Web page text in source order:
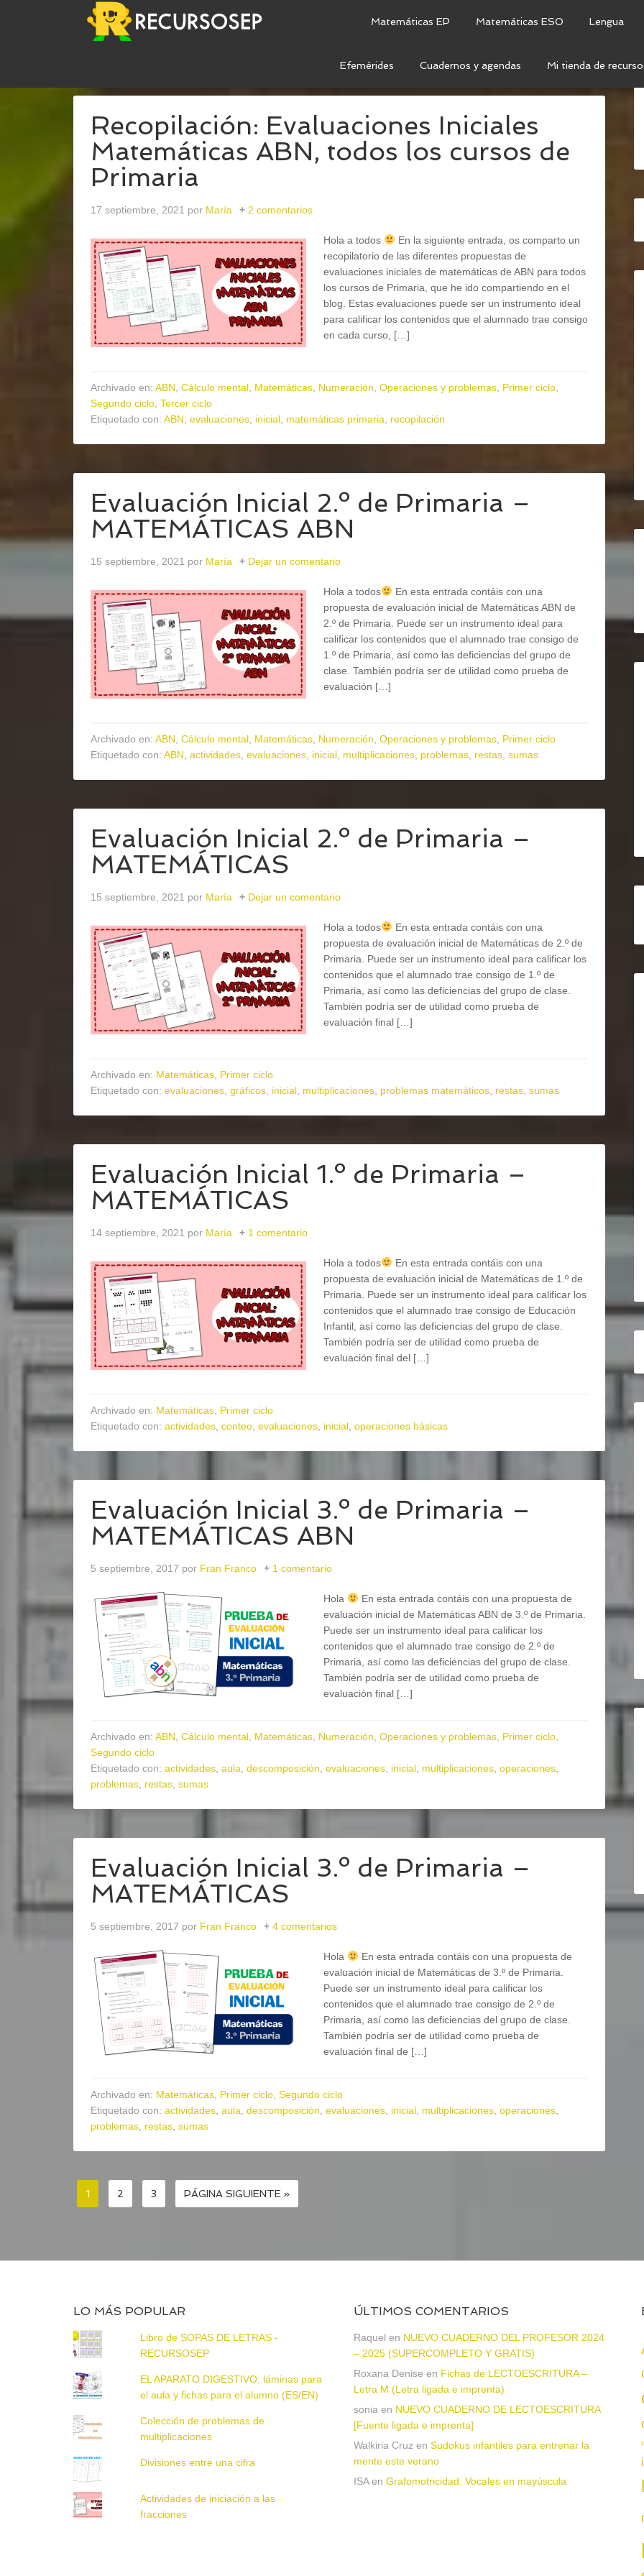
Matemáticas EP Matemáticas ESO Lengua
Efemérides Cuadernos y agendas Mi tienda de
Recopilación: Evaluaciones Iniciales
Matemáticas ABN, todos los cursos de
Primaria
17 septiembre, 2021 por María 2 comentarios
Hola a todos
En la siguiente entrada, os comparto un
recopilatorio de las diferentes propuestas de
evaluaciones iniciales de matemáticas de ABN para todos
los cursos de Primaria, que he ido compartiendo en el
blog. Estas evaluaciones puede ser un instrumento ideal
para calificar los contenidos que el alumnado trae consigo
en cada curso, […]
Archivado en: ABN Cálculo mental Matemáticas Numeración Operaciones y problemas Primer ciclo
Segundo ciclo Tercer ciclo
Etiquetado con: ABN evaluaciones inicial matemáticas primaria recopilación
Evaluación Inicial 2.º de Primaria –
MATEMÁTICAS ABN
15 septiembre, 2021 por María Dejar un comentario
Hola a todos
En esta entrada contáis con una
propuesta de evaluación inicial de Matemáticas ABN de
2.º de Primaria. Puede ser un instrumento ideal para
calificar los contenidos que el alumnado trae consigo de
1.º de Primaria, así como las deficiencias del grupo de
clase. También podría ser de utilidad como prueba de
evaluación […]
Archivado en: ABN Cálculo mental Matemáticas Numeración Operaciones y problemas Primer ciclo
Etiquetado con: ABN actividades evaluaciones inicial multiplicaciones problemas restas sumas
Evaluación Inicial 2.º de Primaria –
MATEMÁTICAS
15 septiembre, 2021 por María Dejar un comentario
Hola a todos
En esta entrada contáis con una
propuesta de evaluación inicial de Matemáticas de 2.º de
Primaria. Puede ser un instrumento ideal para calificar los
contenidos que el alumnado trae consigo de 1.º de
Primaria, así como las deficiencias del grupo de clase.
También podría ser de utilidad como prueba de
evaluación final […]
Archivado en: Matemáticas Primer ciclo
Etiquetado con: evaluaciones gráficos inicial multiplicaciones problemas matemáticos restas sumas
Evaluación Inicial 1.º de Primaria –
MATEMÁTICAS
14 septiembre, 2021 por María 1 comentario
Hola a todos
En esta entrada contáis con una
propuesta de evaluación inicial de Matemáticas de 1.º de
Primaria. Puede ser un instrumento ideal para calificar los
contenidos que el alumnado trae consigo de Educación
Infantil, así como las deficiencias del grupo de clase.
También podría ser de utilidad como prueba de
evaluación final del […]
Archivado en: Matemáticas Primer ciclo
Etiquetado con: actividades conteo evaluaciones inicial operaciones básicas
Evaluación Inicial 3.º de Primaria –
MATEMÁTICAS ABN
5 septiembre, 2017 por Fran Franco 1 comentario
Hola
En esta entrada contáis con una propuesta de
evaluación inicial de Matemáticas ABN de 3.º de Primaria.
Puede ser un instrumento ideal para calificar los
contenidos que el alumnado trae consigo de 2.º de
Primaria, así como las deficiencias del grupo de clase.
También podría ser de utilidad como prueba de
evaluación final […]
Archivado en: ABN Cálculo mental Matemáticas Numeración Operaciones y problemas Primer ciclo
Segundo ciclo
Etiquetado con: actividades aula descomposición evaluaciones inicial multiplicaciones operaciones
problemas restas sumas
Evaluación Inicial 3.º de Primaria –
MATEMÁTICAS
5 septiembre, 2017 por Fran Franco 4 comentarios
Hola
En esta entrada contáis con una propuesta de
evaluación inicial de Matemáticas de 3.º de Primaria.
Puede ser un instrumento ideal para calificar los
contenidos que el alumnado trae consigo de 2.º de
Primaria, así como las deficiencias del grupo de clase.
También podría ser de utilidad como prueba de
evaluación final de […]
Archivado en: Matemáticas Primer ciclo Segundo ciclo
Etiquetado con: actividades aula descomposición evaluaciones inicial multiplicaciones operaciones
problemas restas sumas
1 2 3 PÁGINA SIGUIENTE »
LO MÁS POPULAR
Libro de SOPAS DE LETRAS -
RECURSOSEP
EL APARATO DIGESTIVO: láminas para
el aula y fichas para el alumno (ES/EN)
Colección de problemas de
multiplicaciones
Divisiones entre una cifra
Actividades de iniciación a las
fracciones
ÚLTIMOS COMENTARIOS
Raquel en NUEVO CUADERNO DEL PROFESOR 2024
– 2025 (SUPERCOMPLETO Y GRATIS)
Roxana Denise en Fichas de LECTOESCRITURA –
Letra M (Letra ligada e imprenta)
sonia en NUEVO CUADERNO DE LECTOESCRITURA
[Fuente ligada e imprenta]
Walkiria Cruz en Sudokus infantiles para entrenar la
mente este verano
ISAen Grafomotricidad. Vocales en mayúscula